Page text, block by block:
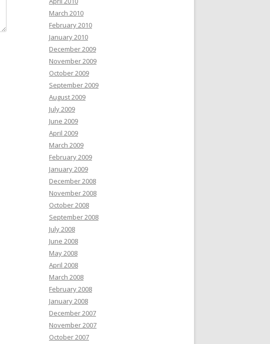
March 2010
February 2010
January 2010
December 2009
November 2009
October 2009
September 2009
August 2009
July 2009
June 2009
April 2009
March 2009
February 2009
January 2009
December 2008
November 2008
October 2008
September 2008
July 2008
June 2008
May 2008
April 2008
March 2008
February 2008
January 2008
December 2007
November 2007
October 2007